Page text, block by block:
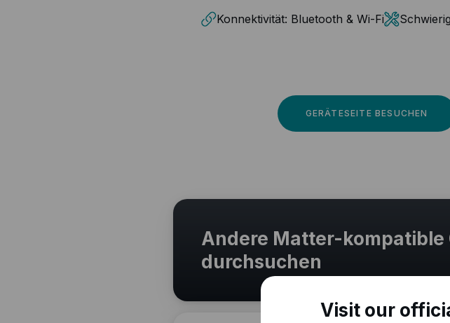
Konnektivität: Bluetooth & Wi-Fi
GERÄTESEITE BESUCHEN
Andere Matter-kompatible
durchsuchen
Visit our